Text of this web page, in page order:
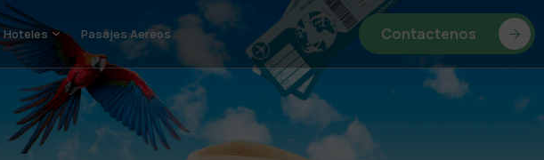
Hoteles Pasajes Aereos Contactenos